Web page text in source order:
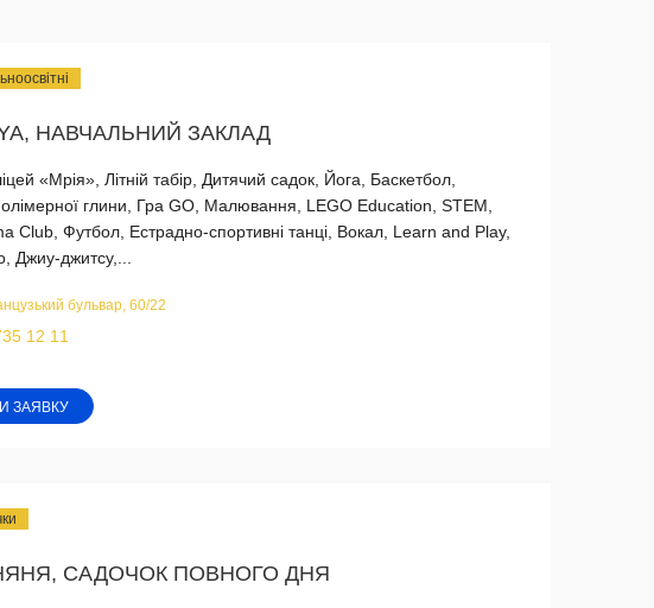
НАВЧАЛЬНИЙ ЗАКЛАД
«Мрія», Літній табір, Дитячий садок, Йога, Баскетбол,
глини, Гра GO, Малювання, LEGO Education, STEM,
Club, Футбол, Естрадно-спортивні танці, Вокал, Learn and Play,
Джиу-джитсу,...
бульвар, 60/22
12 11
ЗАЯВКУ
САДОЧОК ПОВНОГО ДНЯ